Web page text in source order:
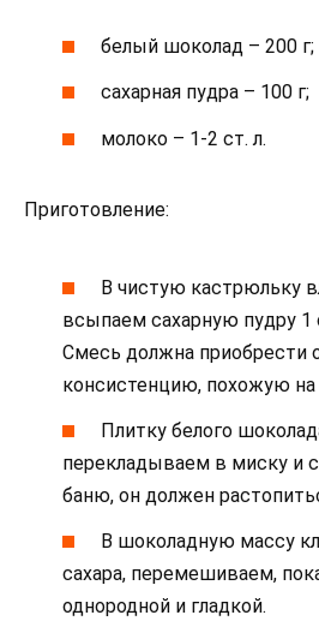
белый шоколад – 200 г;
сахарная пудра – 100 г;
молоко – 1-2 ст. л.
Приготовление:
В чистую кастрюльку
всыпаем сахарную пудру 1
Смесь должна приобрести
консистенцию, похожую на
Плитку белого
перекладываем в миску и
баню, он должен
В шоколадную массу
сахара, перемешиваем,
однородной и гладкой.